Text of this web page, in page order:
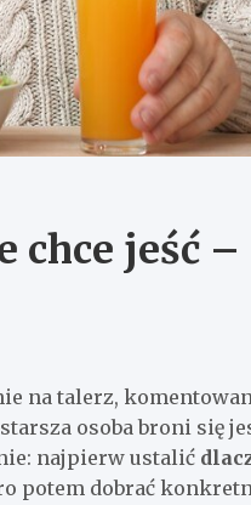
chce jeść –
na talerz,
osoba broni się
najpierw ustalić
potem dobrać